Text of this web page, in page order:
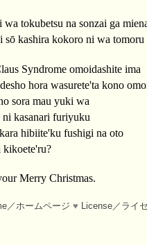
wa tokubetsu na sonzai ga
sō kashira kokoro ni wa tomoru
Syndrome omoidashite ima
hora wasurete'ta kono
sora mau yuki wa
ni kasanari furiyuku
hibiite'ku fushigi na oto
kikoete'ru?
Merry Christmas.
／ホームページ ♥ License／ライ